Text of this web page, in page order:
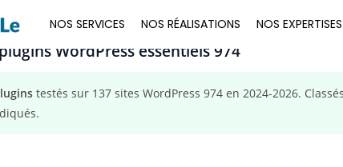
NOS SERVICES NOS RÉALISATIONS NOS EXPERTISES
WordPress essentiels 974
testés sur 137 sites WordPress 974 en 2024-2026.